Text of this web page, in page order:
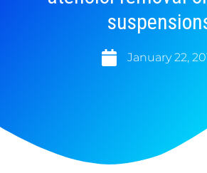
January 22,